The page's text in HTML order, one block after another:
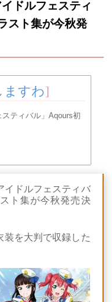
ドルフェスティ
スト集が今秋発
ますわ]
ティバル」Aqours初
イドルフェスティバ
ト集が今秋発売決
装を大判で収録した